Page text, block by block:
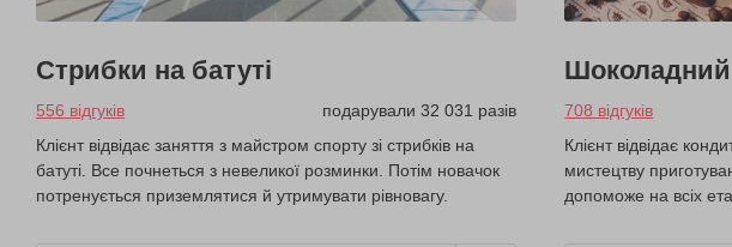
Стрибки на батуті
556 відгуків
подарували 32 031 разів
Клієнт відвідає заняття з майстром спорту зі стрибків на
батуті. Все почнеться з невеликої розминки. Потім новачок
потренується приземлятися й утримувати рівновагу.
Шоколадний
708 відгуків
Клієнт відвідає
мистецтву
допоможе на всіх